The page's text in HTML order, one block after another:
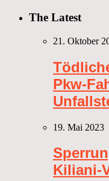
The Latest
21. Oktober
Pkw-
19. Mai 2023
Kiliani-